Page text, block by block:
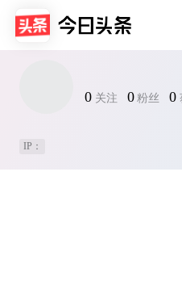
0 关注 0 粉丝 0
IP：